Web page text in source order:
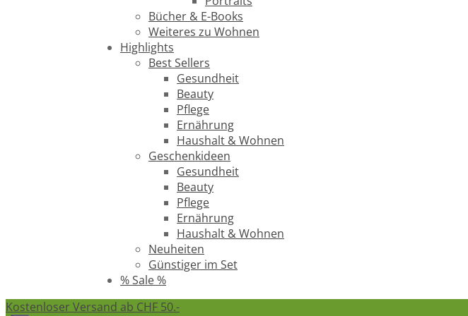
Bücher & E-Books
Weiteres zu Wohnen
Highlights
Best Sellers
Gesundheit
Beauty
Pflege
Ernährung
Haushalt & Wohnen
Geschenkideen
Gesundheit
Beauty
Pflege
Ernährung
Haushalt & Wohnen
Neuheiten
Günstiger im Set
% Sale %
Kostenloser Versand ab CHF 50.-